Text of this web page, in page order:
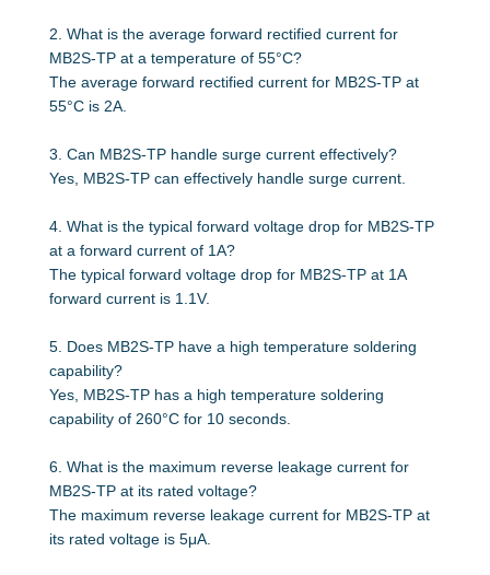
2. What is the average forward rectified current for
MB2S-TP at a temperature of 55°C?
The average forward rectified current for MB2S-TP at
55°C is 2A.
3. Can MB2S-TP handle surge current effectively?
Yes, MB2S-TP can effectively handle surge current.
4. What is the typical forward voltage drop for MB2S-TP
at a forward current of 1A?
The typical forward voltage drop for MB2S-TP at 1A
forward current is 1.1V.
5. Does MB2S-TP have a high temperature soldering
capability?
Yes, MB2S-TP has a high temperature soldering
capability of 260°C for 10 seconds.
6. What is the maximum reverse leakage current for
MB2S-TP at its rated voltage?
The maximum reverse leakage current for MB2S-TP at
its rated voltage is 5μA.